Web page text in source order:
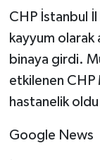
CHP İstanbul İl
kayyum olarak
binaya girdi.
etkilenen CHP
hastanelik
Google News